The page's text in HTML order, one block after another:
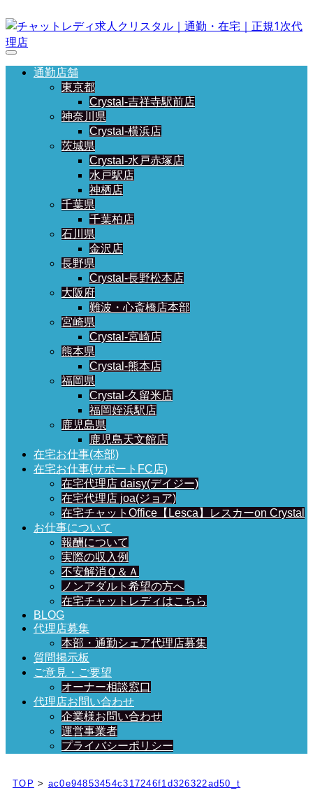
通勤店舗
東京都
Crystal-吉祥寺駅前店
神奈川県
Crystal-横浜店
茨城県
Crystal-水戸赤塚店
水戸駅店
神栖店
千葉県
千葉柏店
石川県
金沢店
長野県
Crystal-長野松本店
大阪府
難波・心斎橋店本部
宮崎県
Crystal-宮崎店
熊本県
Crystal-熊本店
福岡県
Crystal-久留米店
福岡姪浜駅店
鹿児島県
鹿児島天文館店
在宅お仕事(本部)
在宅お仕事(サポートFC店)
在宅代理店 daisy(デイジー)
在宅代理店 joa(ジョア)
在宅チャットOffice【Lesca】レスカーon Crystal
お仕事について
報酬について
実際の収入例
不安解消Ｑ＆Ａ
ノンアダルト希望の方へ
在宅チャットレディはこちら
BLOG
代理店募集
本部・通勤シェア代理店募集
質問掲示板
ご意見・ご要望
オーナー相談窓口
代理店お問い合わせ
企業様お問い合わせ
運営事業者
プライバシーポリシー
TOP > ac0e94853454c317246f1d326322ad50_t